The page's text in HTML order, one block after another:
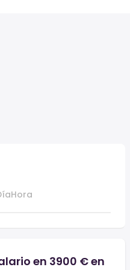
Hora
en 3900 € en